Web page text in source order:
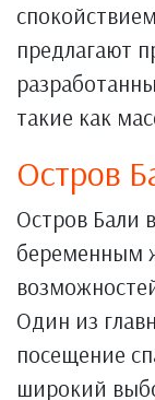
предлагают
такие как
Остров
Остров Бали
беременным
Один из
посещение
широкий